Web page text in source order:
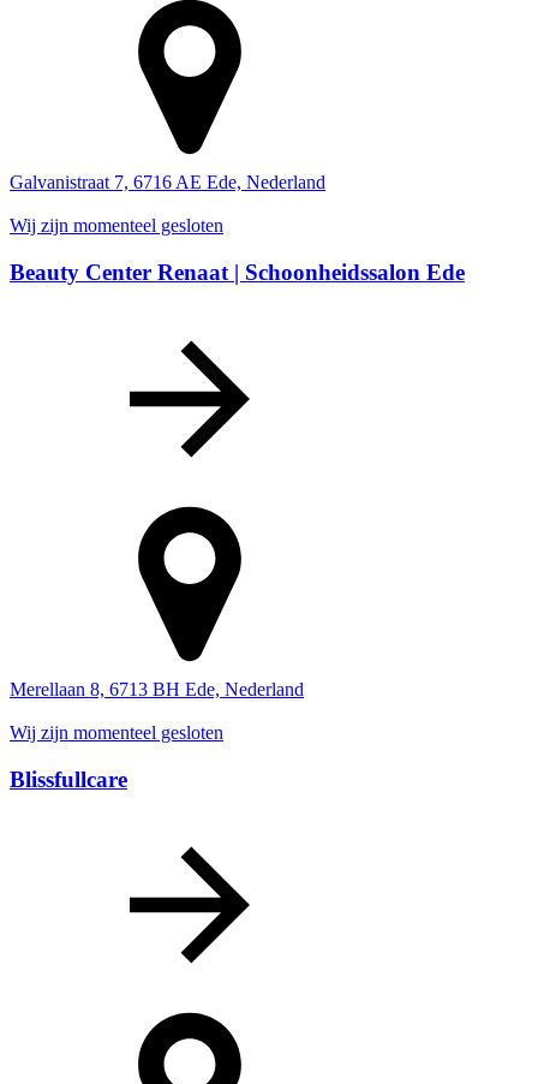
Galvanistraat 7, 6716 AE Ede, Nederland
Wij zijn momenteel gesloten
Beauty Center Renaat | Schoonheidssalon Ede
Merellaan 8, 6713 BH Ede, Nederland
Wij zijn momenteel gesloten
Blissfullcare